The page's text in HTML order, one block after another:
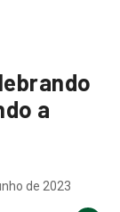
a
de 2023